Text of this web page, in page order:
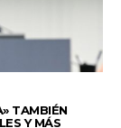
TAMBIÉN
Y MÁS